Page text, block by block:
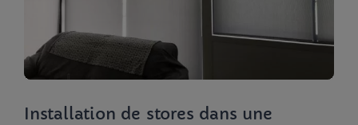
Installation de stores dans une